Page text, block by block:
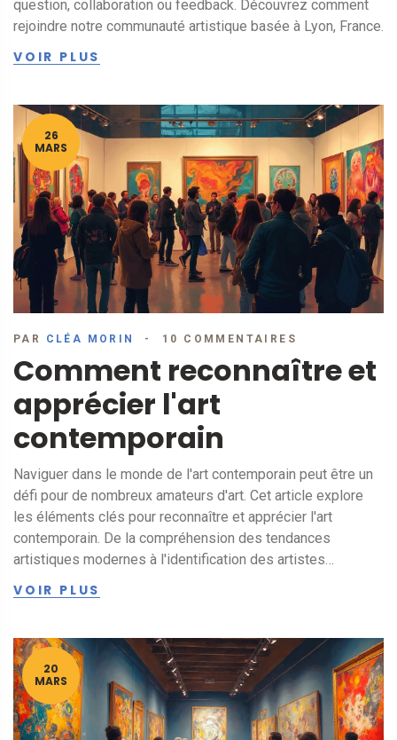
question, collaboration ou feedback. Découvrez comment
rejoindre notre communauté artistique basée à Lyon, France.
VOIR PLUS
26
MARS
PAR CLÉA MORIN 10 COMMENTAIRES
Comment reconnaître et
apprécier l'art
contemporain
Naviguer dans le monde de l'art contemporain peut être un
défi pour de nombreux amateurs d'art. Cet article explore
les éléments clés pour reconnaître et apprécier l'art
contemporain. De la compréhension des tendances
artistiques modernes à l'identification des artistes
peut transformer votre expérience artistique.
VOIR PLUS
20
MARS